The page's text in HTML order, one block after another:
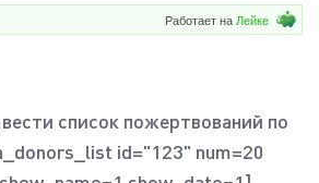
Работает наЛейке
список пожертвований по
id="123" num=20